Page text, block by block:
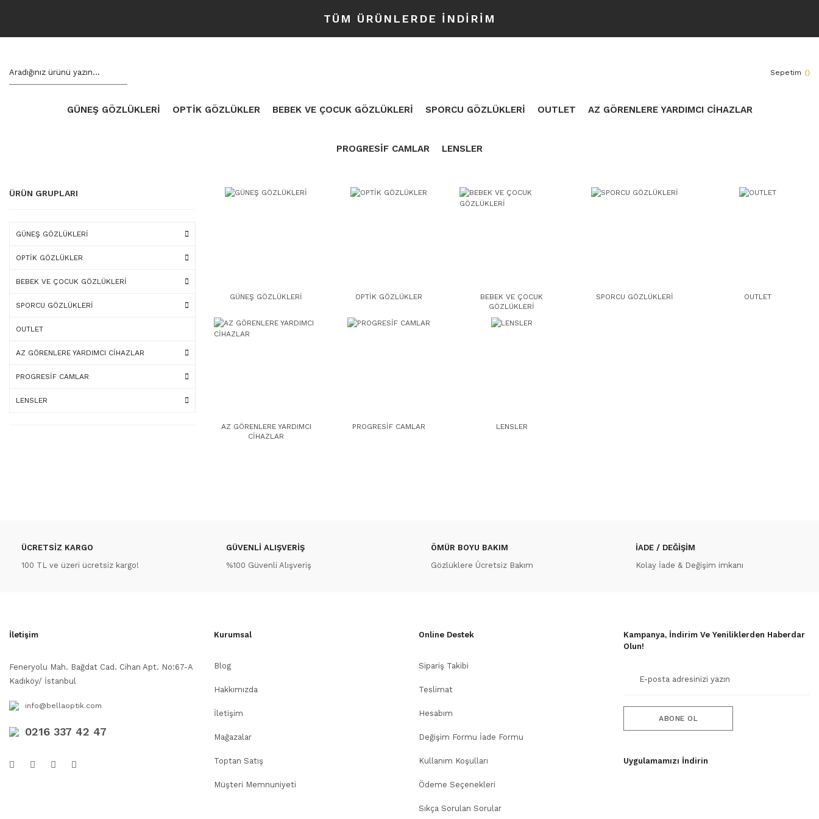
TÜM ÜRÜNLERDE İNDİRİM
Sepetim ()
GÜNEŞ GÖZLÜKLERİ OPTİK GÖZLÜKLER BEBEK VE ÇOCUK GÖZLÜKLERİ SPORCU GÖZLÜKLERİ OUTLET AZ GÖRENLERE YARDIMCI CİHAZLAR
PROGRESİF CAMLAR LENSLER
ÜRÜN GRUPLARI
GÜNEŞ GÖZLÜKLERİ
OPTİK GÖZLÜKLER
BEBEK VE ÇOCUK GÖZLÜKLERİ
SPORCU GÖZLÜKLERİ
OUTLET
AZ GÖRENLERE YARDIMCI CİHAZLAR
PROGRESİF CAMLAR
LENSLER
GÜNEŞ GÖZLÜKLERİ OPTİK GÖZLÜKLER
BEBEK VE ÇOCUK
GÖZLÜKLERİ
SPORCU GÖZLÜKLERİ OUTLET
AZ GÖRENLERE YARDIMCI
CİHAZLAR
PROGRESİF CAMLAR LENSLER
ÜCRETSİZ KARGO
100 TL ve üzeri ücretsiz kargo!
GÜVENLİ ALIŞVERİŞ
%100 Güvenli Alışveriş
ÖMÜR BOYU BAKIM
Gözlüklere Ücretsiz Bakım
İADE / DEĞİŞİM
Kolay İade & Değişim imkanı
İletişim
Feneryolu Mah. Bağdat Cad. Cihan Apt. No:67-A
Kadıköy/ İstanbul
info@bellaoptik.com
0216 337 42 47
Kurumsal
Blog
Hakkımızda
İletişim
Mağazalar
Toptan Satış
Müşteri Memnuniyeti
Online Destek
Sipariş Takibi
Teslimat
Hesabım
Değişim Formu İade Formu
Kullanım Koşulları
Ödeme Seçenekleri
Sıkça Sorulan Sorular
Kampanya, İndirim Ve Yeniliklerden Haberdar
Olun!
ABONE OL
Uygulamamızı İndirin